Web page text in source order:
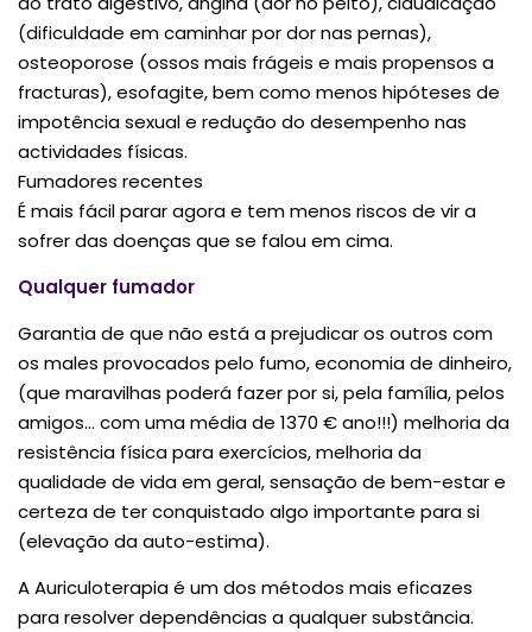
(dificuldade em caminhar por dor nas pernas),
osteoporose (ossos mais frágeis e mais propensos a
fracturas), esofagite, bem como menos hipóteses de
impotência sexual e redução do desempenho nas
actividades físicas.
Fumadores recentes
É mais fácil parar agora e tem menos riscos de vir a
sofrer das doenças que se falou em cima.
Qualquer fumador
Garantia de que não está a prejudicar os outros com
os males provocados pelo fumo, economia de dinheiro,
(que maravilhas poderá fazer por si, pela família, pelos
amigos… com uma média de 1370 € ano!!!) melhoria da
resistência física para exercícios, melhoria da
qualidade de vida em geral, sensação de bem-estar e
certeza de ter conquistado algo importante para si
(elevação da auto-estima).
A Auriculoterapia é um dos métodos mais eficazes
para resolver dependências a qualquer substância.